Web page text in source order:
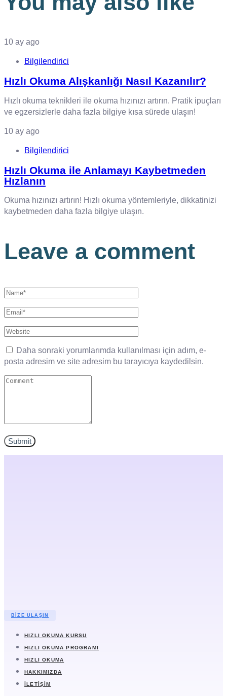
10 ay ago
Bilgilendirici
Hızlı Okuma Alışkanlığı Nasıl Kazanılır?
Hızlı okuma teknikleri ile okuma hızınızı artırın. Pratik ipuçları
ve egzersizlerle daha fazla bilgiye kısa sürede ulaşın!
10 ay ago
Bilgilendirici
Hızlı Okuma ile Anlamayı Kaybetmeden
Hızlanın
Okuma hızınızı artırın! Hızlı okuma yöntemleriyle, dikkatinizi
kaybetmeden daha fazla bilgiye ulaşın.
Leave a comment
Daha sonraki yorumlarımda kullanılması için adım, e-
posta adresim ve site adresim bu tarayıcıya kaydedilsin.
BIZE ULAŞIN
HIZLI OKUMA KURSU
HIZLI OKUMA PROGRAMI
HIZLI OKUMA
HAKKIMIZDA
İLETIŞIM